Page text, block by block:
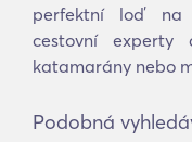
perfektní loď na
cestovní experty
katamarány nebo
Podobná